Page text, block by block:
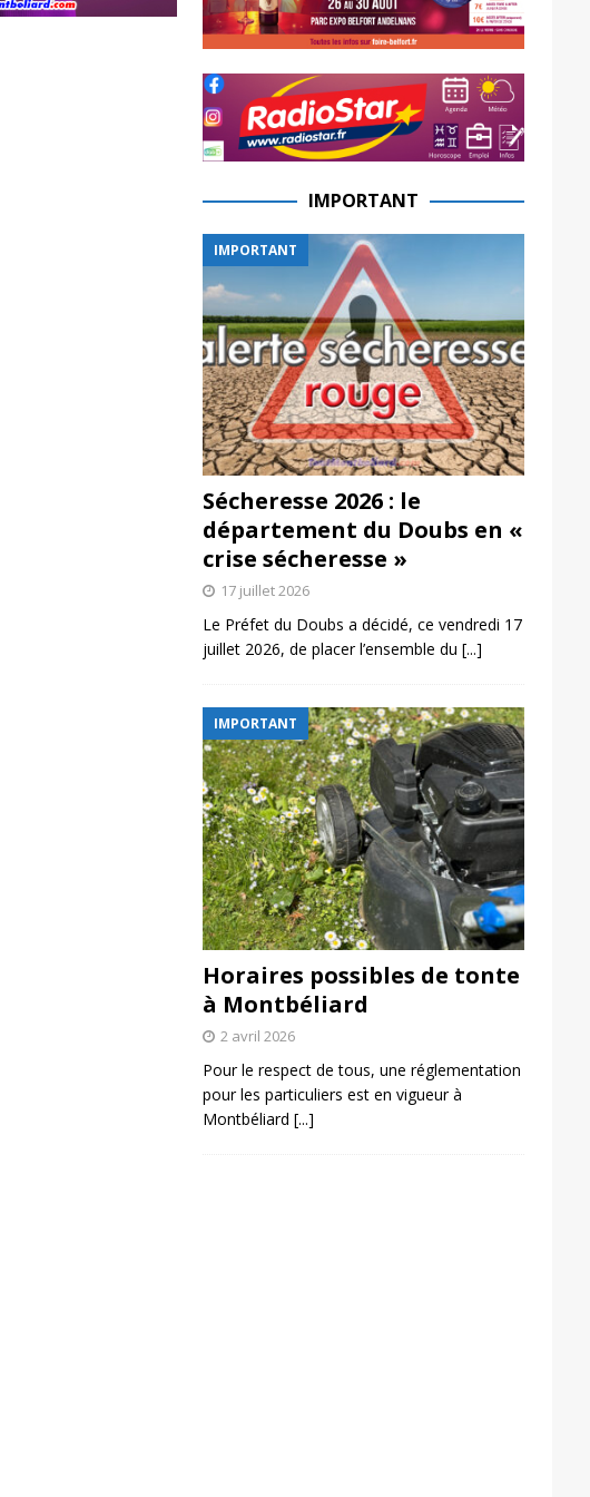
IMPORTANT
IMPORTANT
Sécheresse 2026 : le
département du Doubs en «
crise sécheresse »
17 juillet 2026
Le Préfet du Doubs a décidé, ce vendredi 17
juillet 2026, de placer l’ensemble du [...]
IMPORTANT
Horaires possibles de tonte
à Montbéliard
2 avril 2026
Pour le respect de tous, une réglementation
pour les particuliers est en vigueur à
Montbéliard [...]